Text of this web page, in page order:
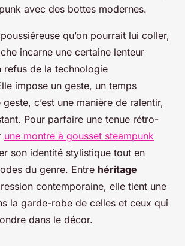
avec des bottes modernes.
qu’on pourrait lui coller,
incarne une certaine lenteur
refus de la technologie
impose un geste, un temps
c’est une manière de ralentir,
Pour parfaire une tenue rétro-
une montre à gousset steampunk
son identité stylistique tout en
du genre. Entre héritage
contemporaine, elle tient une
la garde-robe de celles et ceux qui
dans le décor.